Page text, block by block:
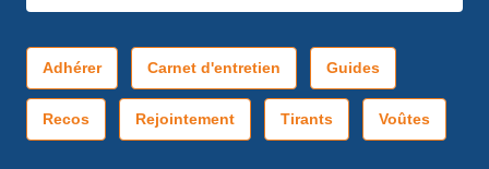
Adhérer Carnet d'entretien Guides
Recos Rejointement Tirants Voûtes